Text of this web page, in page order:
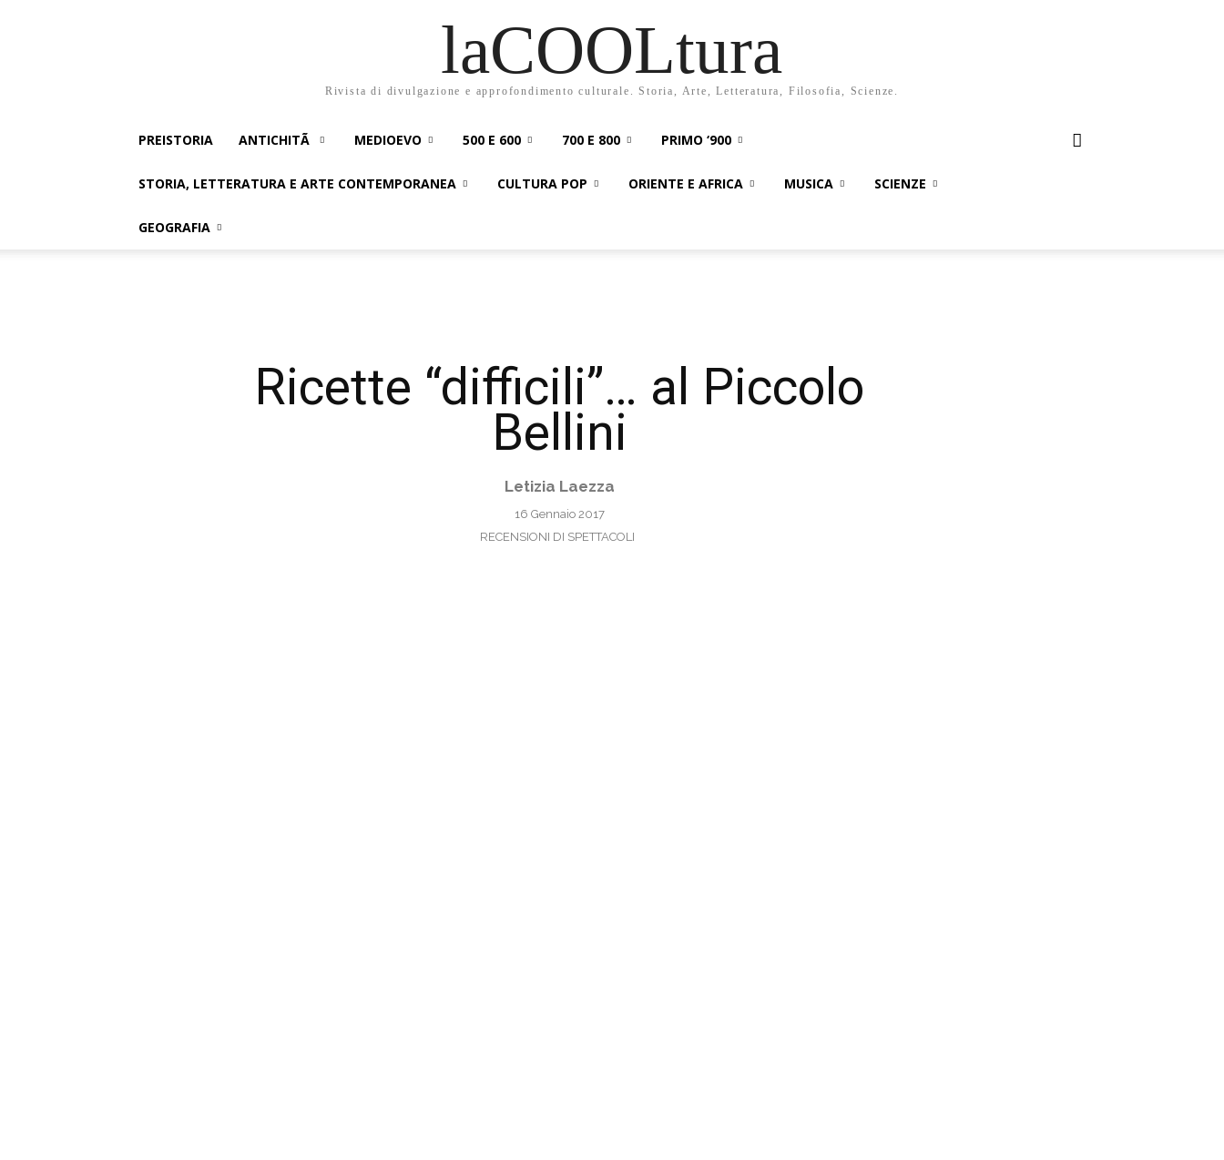
laCOOLtura
Rivista di divulgazione e approfondimento culturale. Storia, Arte, Letteratura, Filosofia, Scienze.
PREISTORIA ANTICHITÃ MEDIOEVO 500 E 600 700 E 800 PRIMO ‘900
STORIA, LETTERATURA E ARTE CONTEMPORANEA CULTURA POP ORIENTE E AFRICA MUSICA SCIENZE
GEOGRAFIA
Ricette “difficili”… al Piccolo
Bellini
Letizia Laezza
16 Gennaio 2017
RECENSIONI DI SPETTACOLI